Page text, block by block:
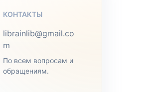
КОНТАКТЫ
librainlib@gmail.co
m
По всем вопросам и
обращениям.